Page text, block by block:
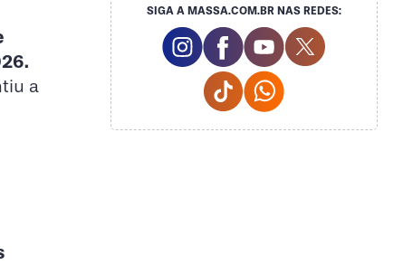
a
SIGA A MASSA.COM.BR NAS REDES:
Instagram Social Media
Facebook Social Media
Youtube Social
Twitter
Tiktok Social Media
Whatsapp